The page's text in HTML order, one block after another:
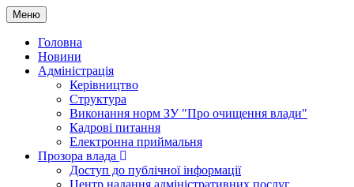
Меню
Головна
Новини
Адміністрація
Керівництво
Структура
Виконання норм ЗУ "Про очищення влади"
Кадрові питання
Електронна приймальня
Прозора влада
Доступ до публічної інформації
Центр надання адміністративних послуг